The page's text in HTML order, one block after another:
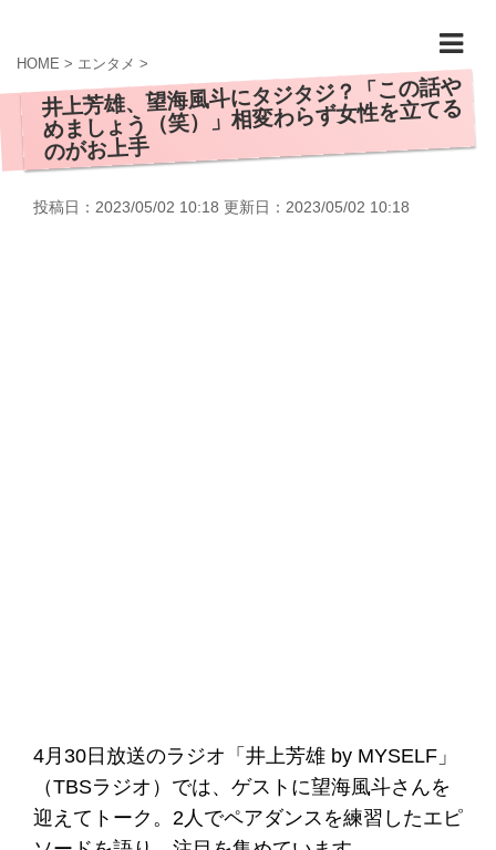
HOME > エンタメ >
井上芳雄、望海風斗にタジタジ？「この話や
めましょう（笑）」相変わらず女性を立てる
のがお上手
投稿日：2023/05/02 10:18 更新日： 2023/05/02 10:18
4月30日放送のラジオ「井上芳雄 by MYSELF」
（TBSラジオ）では、ゲストに望海風斗さんを
迎えてトーク。2人でペアダンスを練習したエピ